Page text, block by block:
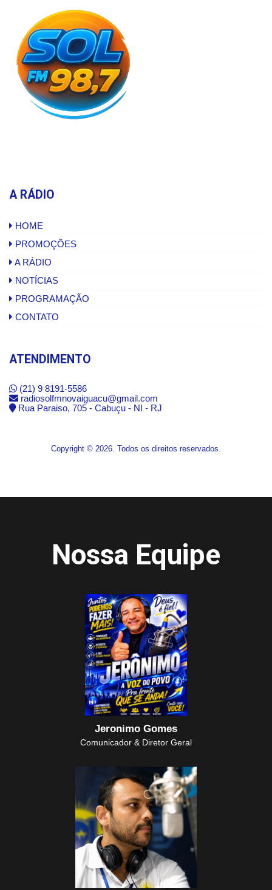
A RÁDIO
HOME
PROMOÇÕES
A RÁDIO
NOTÍCIAS
PROGRAMAÇÃO
CONTATO
ATENDIMENTO
(21) 9 8191-5586
radiosolfmnovaiguacu@gmail.com
Rua Paraiso, 705 - Cabuçu - NI - RJ
Copyright © 2026. Todos os direitos reservados.
Nossa Equipe
Jeronimo Gomes
Comunicador & Diretor Geral